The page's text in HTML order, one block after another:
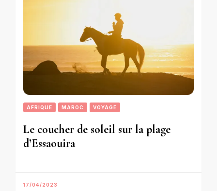
AFRIQUE MAROC VOYAGE
Le coucher de soleil sur la plage
d’Essaouira
17/04/2023